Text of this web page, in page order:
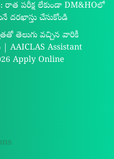
రాత పరీక్ష లేకుండా DM&HOలో
దరఖాస్తు చేసుకోండి
తెలుగు వచ్చిన వారికీ
AAICLAS Assistant
Apply Online